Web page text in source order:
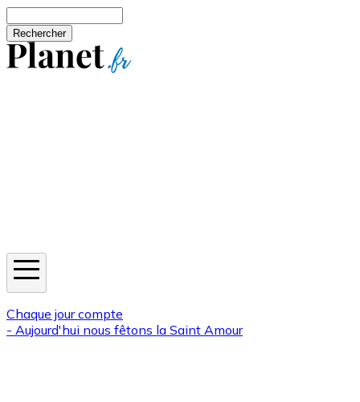
Chaque jour compte
- Aujourd'hui nous fêtons la Saint Amour